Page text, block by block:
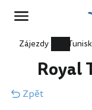
Zájezdy
Royal
Zpět